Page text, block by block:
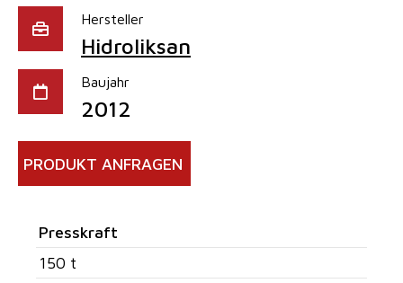
Hersteller
Hidroliksan
Baujahr
2012
PRODUKT ANFRAGEN
Presskraft
150 t